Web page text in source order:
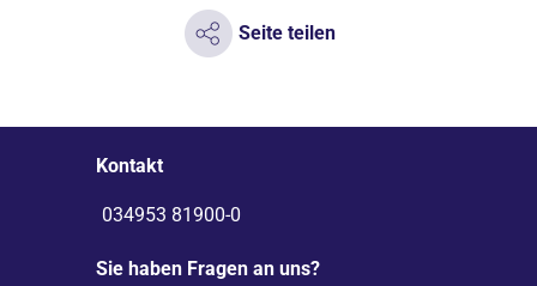
Seite teilen
Kontakt
034953 81900-0
Sie haben Fragen an uns?